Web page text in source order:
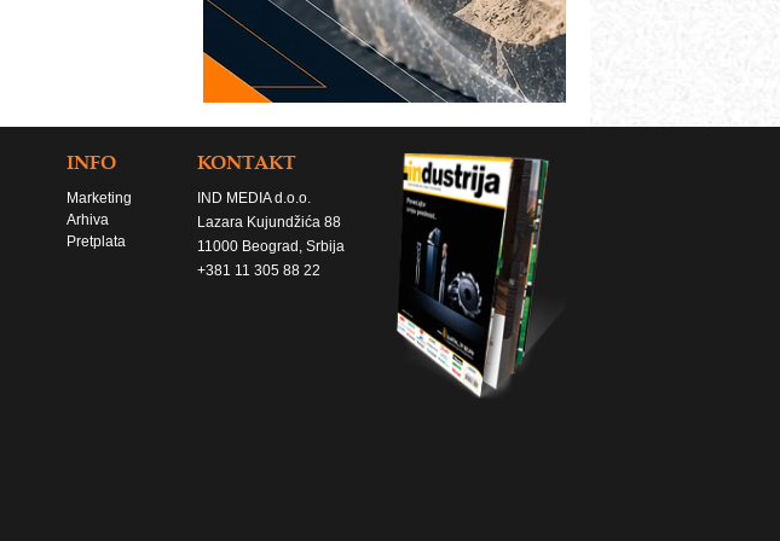
INFO
Marketing
Arhiva
Pretplata
KONTAKT
IND MEDIA d.o.o.
Lazara Kujundžića 88
11000 Beograd, Srbija
+381 11 305 88 22